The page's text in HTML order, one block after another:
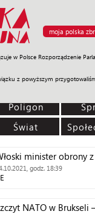
moja polska
w Polsce Rozporządzenie
z powyższym
Sprzęt Misje
Poligon
Świat
minister obrony
godz. 18:39
NATO w Brukseli